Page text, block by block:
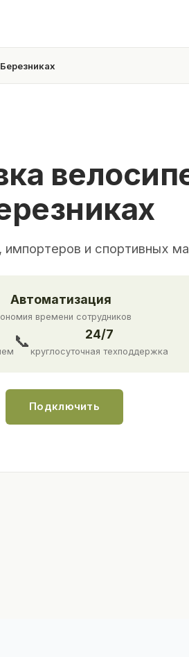
импортеров и спортивных
Автоматизация
времени сотрудников
📞 24/7
круглосуточная техподдержка
Подключить